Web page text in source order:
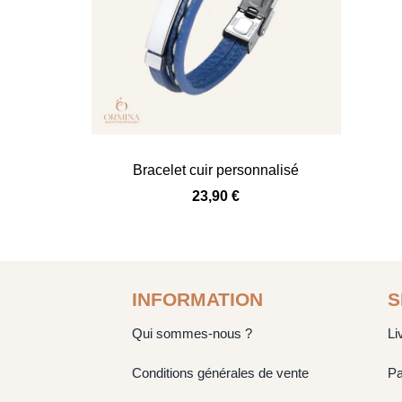
Bracelet cuir personnalisé
23,90€
INFORMATION
Qui sommes-nous ?
Conditions générales de vente